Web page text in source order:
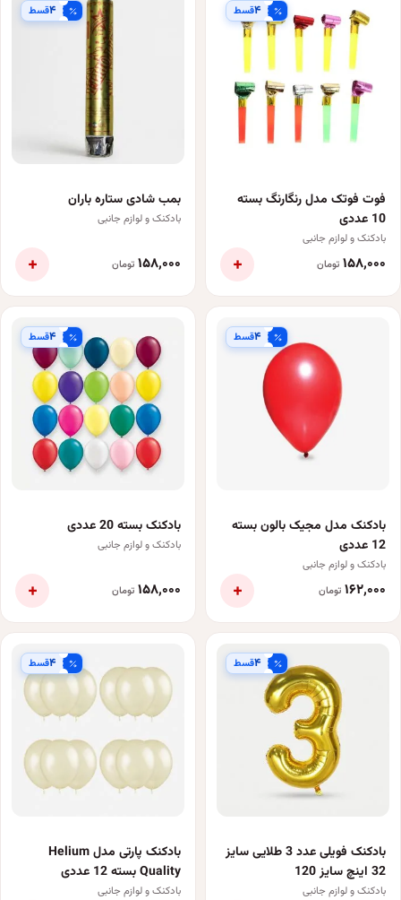
۴قسط
فوت فوتک مدل رنگارنگ بسته
10 عددی
بادکنک و لوازم جانبی
۱۵۸٬۰۰۰ تومان +
۴قسط
بمب شادی ستاره باران
بادکنک و لوازم جانبی
۱۵۸٬۰۰۰ تومان +
۴قسط
بادکنک مدل مجیک بالون بسته
12 عددی
بادکنک و لوازم جانبی
۱۶۲٬۰۰۰ تومان +
۴قسط
بادکنک بسته 20 عددی
بادکنک و لوازم جانبی
۱۵۸٬۰۰۰ تومان +
۴قسط
بادکنک فویلی عدد 3 طلایی سایز
32 اینچ سایز 120
بادکنک و لوازم جانبی
۴قسط
بادکنک پارتی مدل Helium
Quality بسته 12 عددی
بادکنک و لوازم جانبی